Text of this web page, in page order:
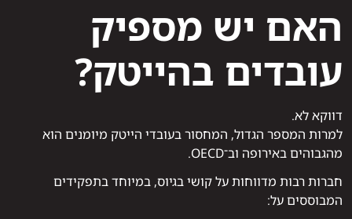
האם יש מספיק
עובדים בהייטק?
דווקא לא.
למרות המספר הגדול, המחסור בעובדי הייטק מיומנים הוא
מהגבוהים באירופה וב־OECD.
חברות רבות מדווחות על קושי בגיוס, במיוחד בתפקידים
המבוססים על: